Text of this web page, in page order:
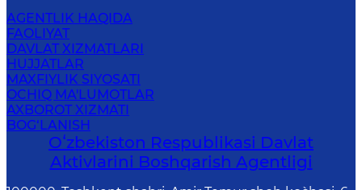
AGENTLIK HAQIDA
FAOLIYAT
DAVLAT XIZMATLARI
HUJJATLAR
MAXFIYLIK SIYOSATI
OCHIQ MA'LUMOTLAR
AXBOROT XIZMATI
BOG‘LANISH
Oʻzbekiston Respublikasi Davlat
Aktivlarini Boshqarish Agentligi